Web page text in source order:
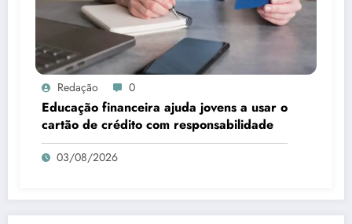
Redação 0
Educação financeira ajuda jovens a usar o
cartão de crédito com responsabilidade
03/08/2026